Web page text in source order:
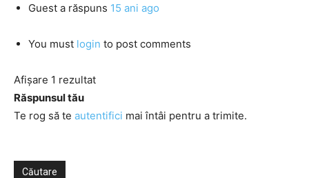
Guest a răspuns 15 ani ago
You must login to post comments
Afișare 1 rezultat
Răspunsul tău
Te rog să te autentifici mai întâi pentru a trimite.
Căutare